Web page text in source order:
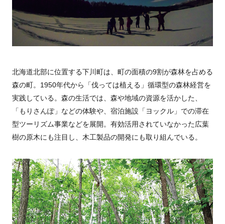
北海道北部に位置する下川町は、町の面積の9割が森林を占める
森の町。1950年代から「伐っては植える」循環型の森林経営を
実践している。森の生活では、森や地域の資源を活かした、
「もりさんぽ」などの体験や、宿泊施設「ヨックル」での滞在
型ツーリズム事業などを展開。有効活用されていなかった広葉
樹の原木にも注目し、木工製品の開発にも取り組んでいる。